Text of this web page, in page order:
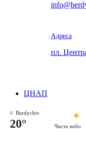
Адреса
пл.
ЦНАП
Berdychiv
20° Чисте небо